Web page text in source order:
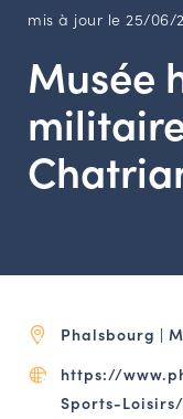
Agenda
BOURSE
OUTILS EN
CARTES
mis à jour le 25/06/
Musée
Phalsbourg |
https://
Sports-